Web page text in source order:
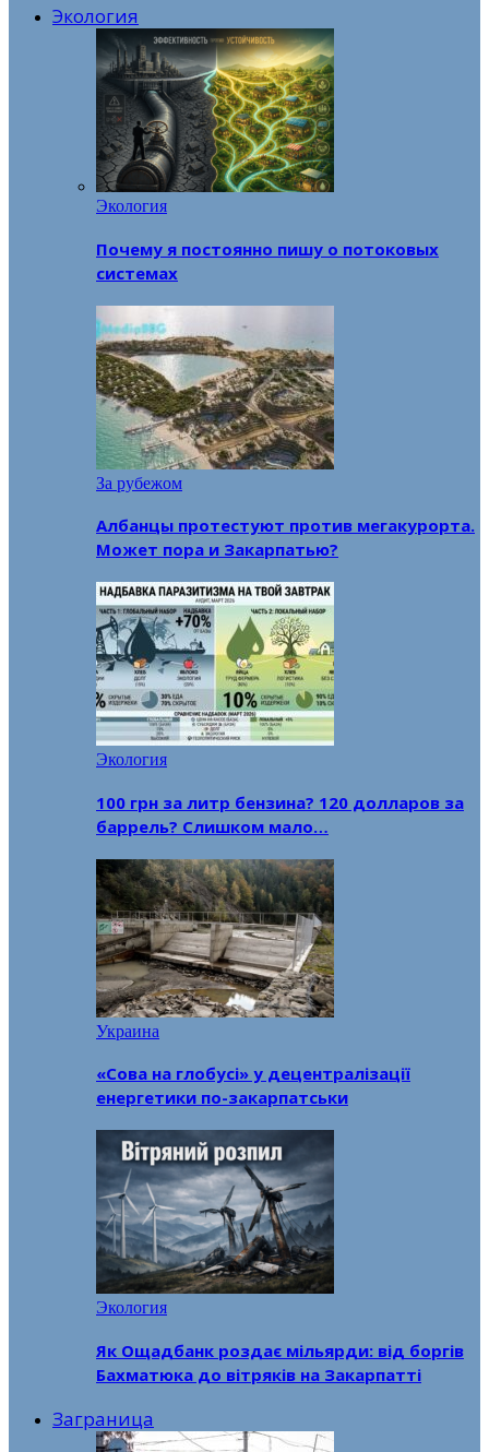
Экология
Экология
Почему я постоянно пишу о потоковых
системах
За рубежом
Албанцы протестуют против мегакурорта.
Может пора и Закарпатью?
Экология
100 грн за литр бензина? 120 долларов за
баррель? Слишком мало…
Украина
«Сова на глобусі» у децентралізації
енергетики по-закарпатськи
Экология
Як Ощадбанк роздає мільярди: від боргів
Бахматюка до вітряків на Закарпатті
Заграница